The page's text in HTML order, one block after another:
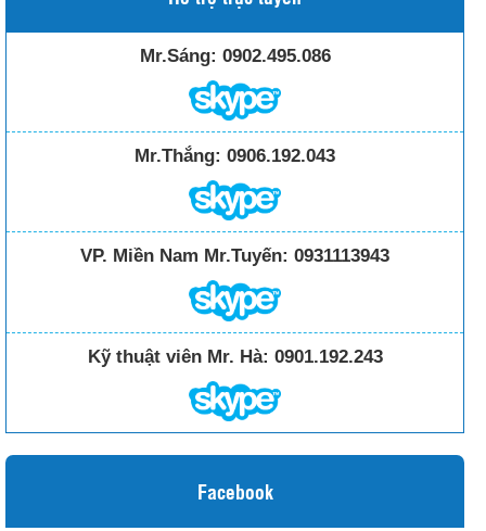
Mr.Sáng: 0902.495.086
Mr.Thắng: 0906.192.043
VP. Miền Nam Mr.Tuyến: 0931113943
Kỹ thuật viên Mr. Hà: 0901.192.243
Facebook